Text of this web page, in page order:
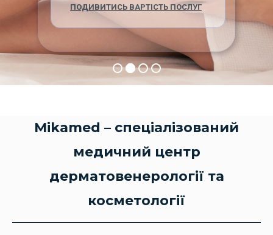
ПОДИВИТИСЬ ВАРТІСТЬ ПОСЛУГ
Mikamed – спеціалізований
медичний центр
дерматовенерології та
косметології